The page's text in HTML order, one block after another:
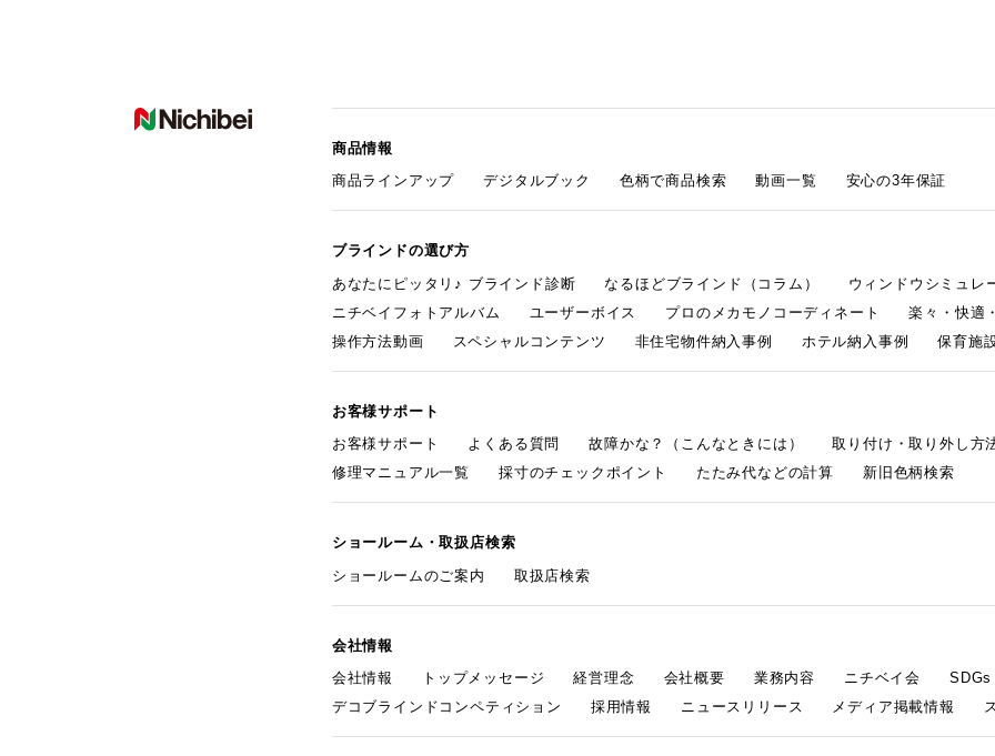
商品情報
商品ラインアップ
デジタルブック 色柄で商品検索 動画一覧 安心の3年保証
ブラインドの選び方
あなたにピッタリ♪ ブラインド診断
なるほどブラインド（コラム） ウィンドウシミュレ
ニチベイフォトアルバム
ユーザーボイス プロのメカモノコーディネート 楽々・快適
操作方法動画
スペシャルコンテンツ 非住宅物件納入事例 ホテル納入事例 保育施
お客様サポート
お客様サポート
よくある質問 故障かな？（こんなときには） 取り付け・取り外し方
修理マニュアル一覧
採寸のチェックポイント たたみ代などの計算 新旧色柄検索
ショールーム・取扱店検索
ショールームのご案内
取扱店検索
会社情報
会社情報
トップメッセージ 経営理念 会社概要 業務内容 ニチベイ会 SDGs
デコブラインドコンペティション
採用情報 ニュースリリース メディア掲載情報